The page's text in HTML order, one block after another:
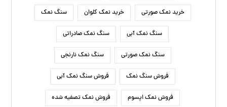
خرید نمک صورتی خرید نمک کلوان سنگ نمک
سنگ نمک آبی سنگ نمک صادراتی
سنگ نمک صورتی سنگ نمک نارنجی
فروش سنگ نمک فروش سنگ نمک آبی
فروش نمک اپسوم فروش نمک تصفیه شده